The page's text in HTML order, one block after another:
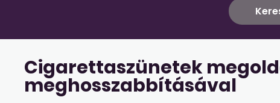
Cigarettaszünetek
meghosszabbításával